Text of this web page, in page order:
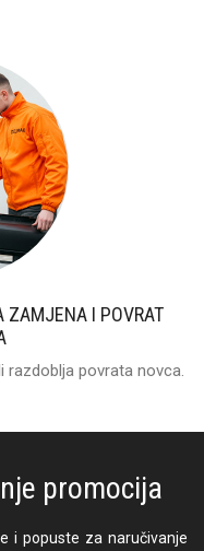
ZAMJENA I POVRAT
razdoblja povrata novca.
promocija
i popuste za naručivanje